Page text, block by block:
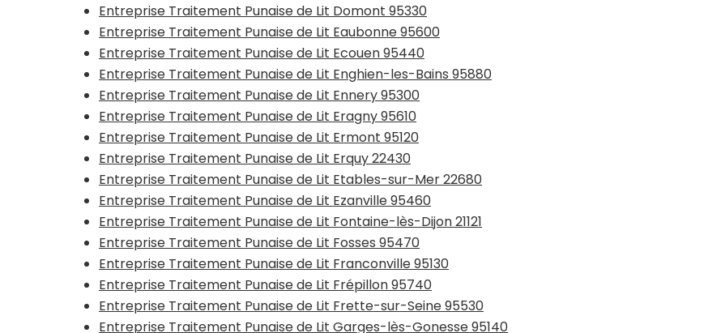
Entreprise Traitement Punaise de Lit Domont 95330
Entreprise Traitement Punaise de Lit Eaubonne 95600
Entreprise Traitement Punaise de Lit Ecouen 95440
Entreprise Traitement Punaise de Lit Enghien-les-Bains 95880
Entreprise Traitement Punaise de Lit Ennery 95300
Entreprise Traitement Punaise de Lit Eragny 95610
Entreprise Traitement Punaise de Lit Ermont 95120
Entreprise Traitement Punaise de Lit Erquy 22430
Entreprise Traitement Punaise de Lit Etables-sur-Mer 22680
Entreprise Traitement Punaise de Lit Ezanville 95460
Entreprise Traitement Punaise de Lit Fontaine-lès-Dijon 21121
Entreprise Traitement Punaise de Lit Fosses 95470
Entreprise Traitement Punaise de Lit Franconville 95130
Entreprise Traitement Punaise de Lit Frépillon 95740
Entreprise Traitement Punaise de Lit Frette-sur-Seine 95530
Entreprise Traitement Punaise de Lit Garges-lès-Gonesse 95140